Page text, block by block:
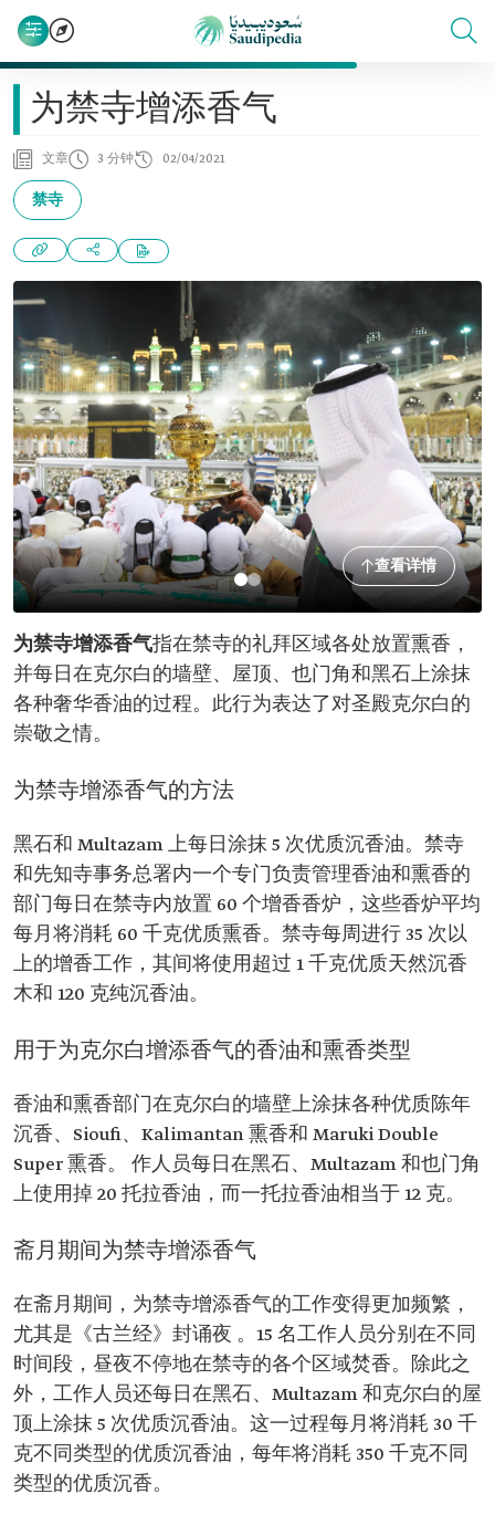
为禁寺增添香气
文章 3 分钟 02/04/2021
禁寺
查看详情
为禁寺增添香气指在禁寺的礼拜区域各处放置熏香，
并每日在克尔白的墙壁、屋顶、也门角和黑石上涂抹
各种奢华香油的过程。此行为表达了对圣殿克尔白的
崇敬之情。
为禁寺增添香气的方法
黑石和 Multazam 上每日涂抹 5 次优质沉香油。禁寺
和先知寺事务总署内一个专门负责管理香油和熏香的
部门每日在禁寺内放置 60 个增香香炉，这些香炉平均
每月将消耗 60 千克优质熏香。禁寺每周进行 35 次以
上的增香工作，其间将使用超过 1 千克优质天然沉香
木和 120 克纯沉香油。
用于为克尔白增添香气的香油和熏香类型
香油和熏香部门在克尔白的墙壁上涂抹各种优质陈年
沉香、Sioufi、Kalimantan 熏香和 Maruki Double
Super 熏香。 作人员每日在黑石、Multazam 和也门角
上使用掉 20 托拉香油，而一托拉香油相当于 12 克。
斋月期间为禁寺增添香气
在斋月期间，为禁寺增添香气的工作变得更加频繁，
尤其是《古兰经》封诵夜 。15 名工作人员分别在不同
时间段，昼夜不停地在禁寺的各个区域焚香。除此之
外，工作人员还每日在黑石、Multazam 和克尔白的屋
顶上涂抹 5 次优质沉香油。这一过程每月将消耗 30 千
克不同类型的优质沉香油，每年将消耗 350 千克不同
类型的优质沉香。